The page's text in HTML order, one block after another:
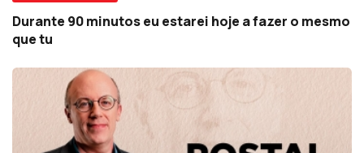
Durante 90 minutos eu estarei hoje a fazer o mesmo
que tu